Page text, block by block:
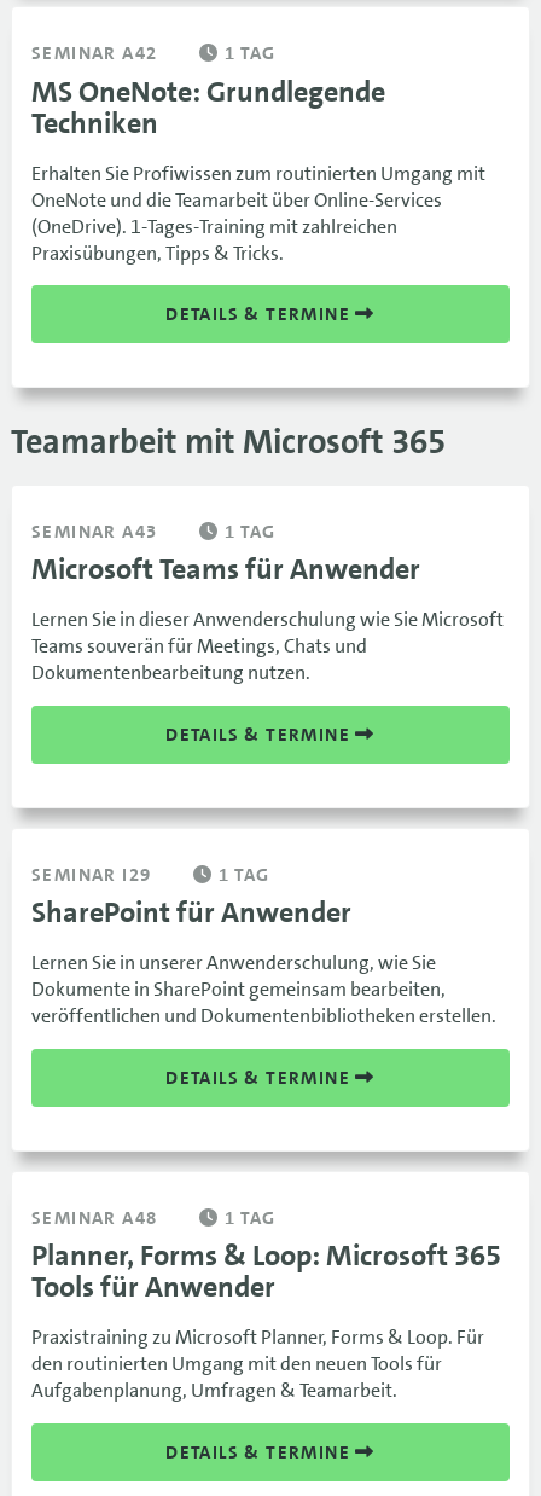
SEMINAR A42 1 TAG
MS OneNote: Grundlegende
Techniken
Erhalten Sie Profiwissen zum routinierten Umgang mit
OneNote und die Teamarbeit über Online-Services
(OneDrive). 1-Tages-Training mit zahlreichen
Praxisübungen, Tipps & Tricks.
DETAILS & TERMINE
Teamarbeit mit Microsoft 365
SEMINAR A43 1 TAG
Microsoft Teams für Anwender
Lernen Sie in dieser Anwenderschulung wie Sie Microsoft
Teams souverän für Meetings, Chats und
Dokumentenbearbeitung nutzen.
DETAILS & TERMINE
SEMINAR I29 1 TAG
SharePoint für Anwender
Lernen Sie in unserer Anwenderschulung, wie Sie
Dokumente in SharePoint gemeinsam bearbeiten,
veröffentlichen und Dokumentenbibliotheken erstellen.
DETAILS & TERMINE
SEMINAR A48 1 TAG
Planner, Forms & Loop: Microsoft 365
Tools für Anwender
Praxistraining zu Microsoft Planner, Forms & Loop. Für
den routinierten Umgang mit den neuen Tools für
Aufgabenplanung, Umfragen & Teamarbeit.
DETAILS & TERMINE